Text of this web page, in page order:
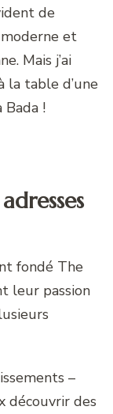
de
et
Mais j’ai
la table d’une
Bada !
fondé The
leur passion
–
découvrir des